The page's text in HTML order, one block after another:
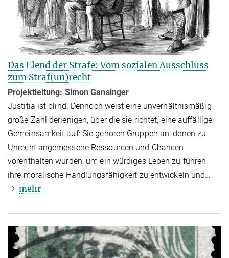
Das Elend der Strafe: Vom sozialen Ausschluss
zum Straf(un)recht
Projektleitung: Simon Gansinger
Justitia ist blind. Dennoch weist eine unverhältnismäßig
große Zahl derjenigen, über die sie richtet, eine auffällige
Gemeinsamkeit auf: Sie gehören Gruppen an, denen zu
Unrecht angemessene Ressourcen und Chancen
vorenthalten wurden, um ein würdiges Leben zu führen,
ihre moralische Handlungsfähigkeit zu entwickeln und…
mehr